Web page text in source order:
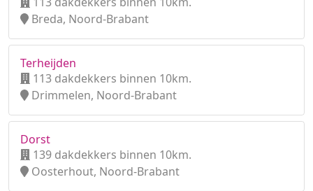
Breda, Noord-Brabant
Terheijden
113 dakdekkers binnen 10km.
Drimmelen, Noord-Brabant
Dorst
139 dakdekkers binnen 10km.
Oosterhout, Noord-Brabant